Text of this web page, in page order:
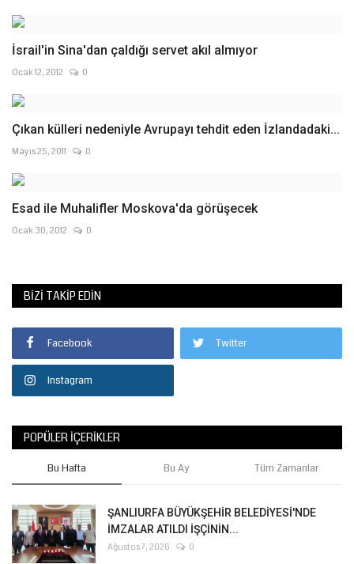
İsrail'in Sina'dan çaldığı servet akıl almıyor
Ocak 12, 2012 0
Çıkan külleri nedeniyle Avrupayı tehdit eden İzlandadaki...
Mayıs 25, 2011 0
Esad ile Muhalifler Moskova'da görüşecek
Ocak 30, 2012 0
BIZI TAKIP EDIN
Facebook Twitter
Instagram
POPÜLER İÇERIKLER
Bu Hafta Bu Ay Tüm Zamanlar
ŞANLIURFA BÜYÜKŞEHİR BELEDİYESİ'NDE
İMZALAR ATILDI İŞÇİNİN...
Ağustos 7, 2026 0